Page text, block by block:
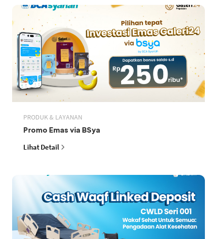
PRODUK & LAYANAN
Promo Emas via BSya
Lihat Detail